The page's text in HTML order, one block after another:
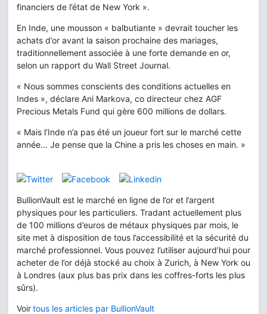
financiers de l’état de New York ».
En Inde, une mousson « balbutiante » devrait toucher les
achats d’or avant la saison prochaine des mariages,
traditionnellement associée à une forte demande en or,
selon un rapport du Wall Street Journal.
« Nous sommes conscients des conditions actuelles en
Indes », déclare Ani Markova, co directeur chez AGF
Precious Metals Fund qui gère 600 millions de dollars.
« Mais l’Inde n’a pas été un joueur fort sur le marché cette
année… Je pense que la Chine a pris les choses en main. »
BullionVault est le marché en ligne de l’or et l’argent
physiques pour les particuliers. Tradant actuellement plus
de 100 millions d’euros de métaux physiques par mois, le
site met à disposition de tous l’accessibilité et la sécurité du
marché professionnel. Vous pouvez l’utiliser aujourd’hui pour
acheter de l’or déjà stocké au choix à Zurich, à New York ou
à Londres (aux plus bas prix dans les coffres-forts les plus
sûrs).
Voirtous les articles par BullionVault